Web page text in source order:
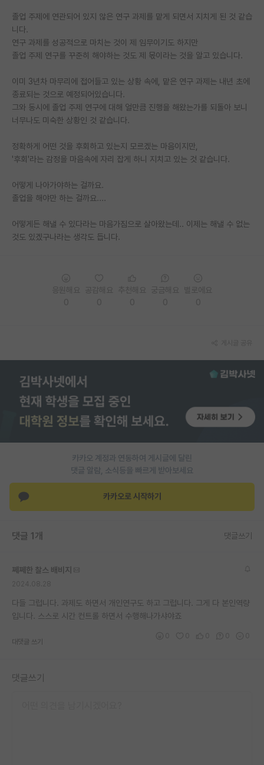
유학교육
이벤트
재팬라운지 🌸
졸업 주제에 연관되어 있지 않은 연구 과제를 맡게 되면서 지치게 된 것 같습
니다.
연구 과제를 성공적으로 마치는 것이 제 임무이기도 하지만
졸업 주제 연구를 꾸준히 해야하는 것도 제 몫이라는 것을 알고 있습니다.
이미 3년차 마무리에 접어들고 있는 상황 속에, 맡은 연구 과제는 내년 초에
종료되는 것으로 예정되어있습니다.
그와 동시에 졸업 주제 연구에 대해 얼만큼 진행을 해왔는가를 되돌아 보니
너무나도 미숙한 상황인 것 같습니다.
정확하게 어떤 것을 후회하고 있는지 모르겠는 마음이지만,
'후회'라는 감정을 마음속에 자리 잡게 하니 지치고 있는 것 같습니다.
어떻게 나아가야하는 걸까요.
졸업을 해야만 하는 걸까요....
어떻게든 해낼 수 있다라는 마음가짐으로 살아왔는데.. 이제는 해낼 수 없는
것도 있겠구나라는 생각도 듭니다.
카카오 계정과 연동하여 게시글에 달린
댓글 알람, 소식등을 빠르게 받아보세요
카카오로 시작하기
댓글 1개 댓글쓰기
쩨쩨한 찰스 배비지
다들 그럽니다. 과제도 하면서 개인연구도 하고 그럽니다. 그게 다 본인역량
입니다. 스스로 시간 컨트롤 하면서 수행해나가샤야죠
대댓글 쓰기
댓글쓰기